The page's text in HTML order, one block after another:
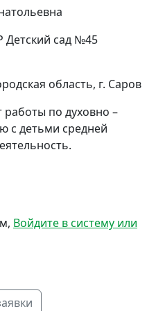
сад №45
область, г. Саров
работы по духовно –
с детьми средней
Войдите в систему или